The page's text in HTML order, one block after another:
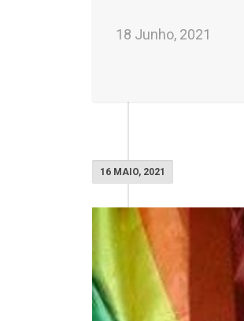
18 Junho, 2021
16 MAIO, 2021